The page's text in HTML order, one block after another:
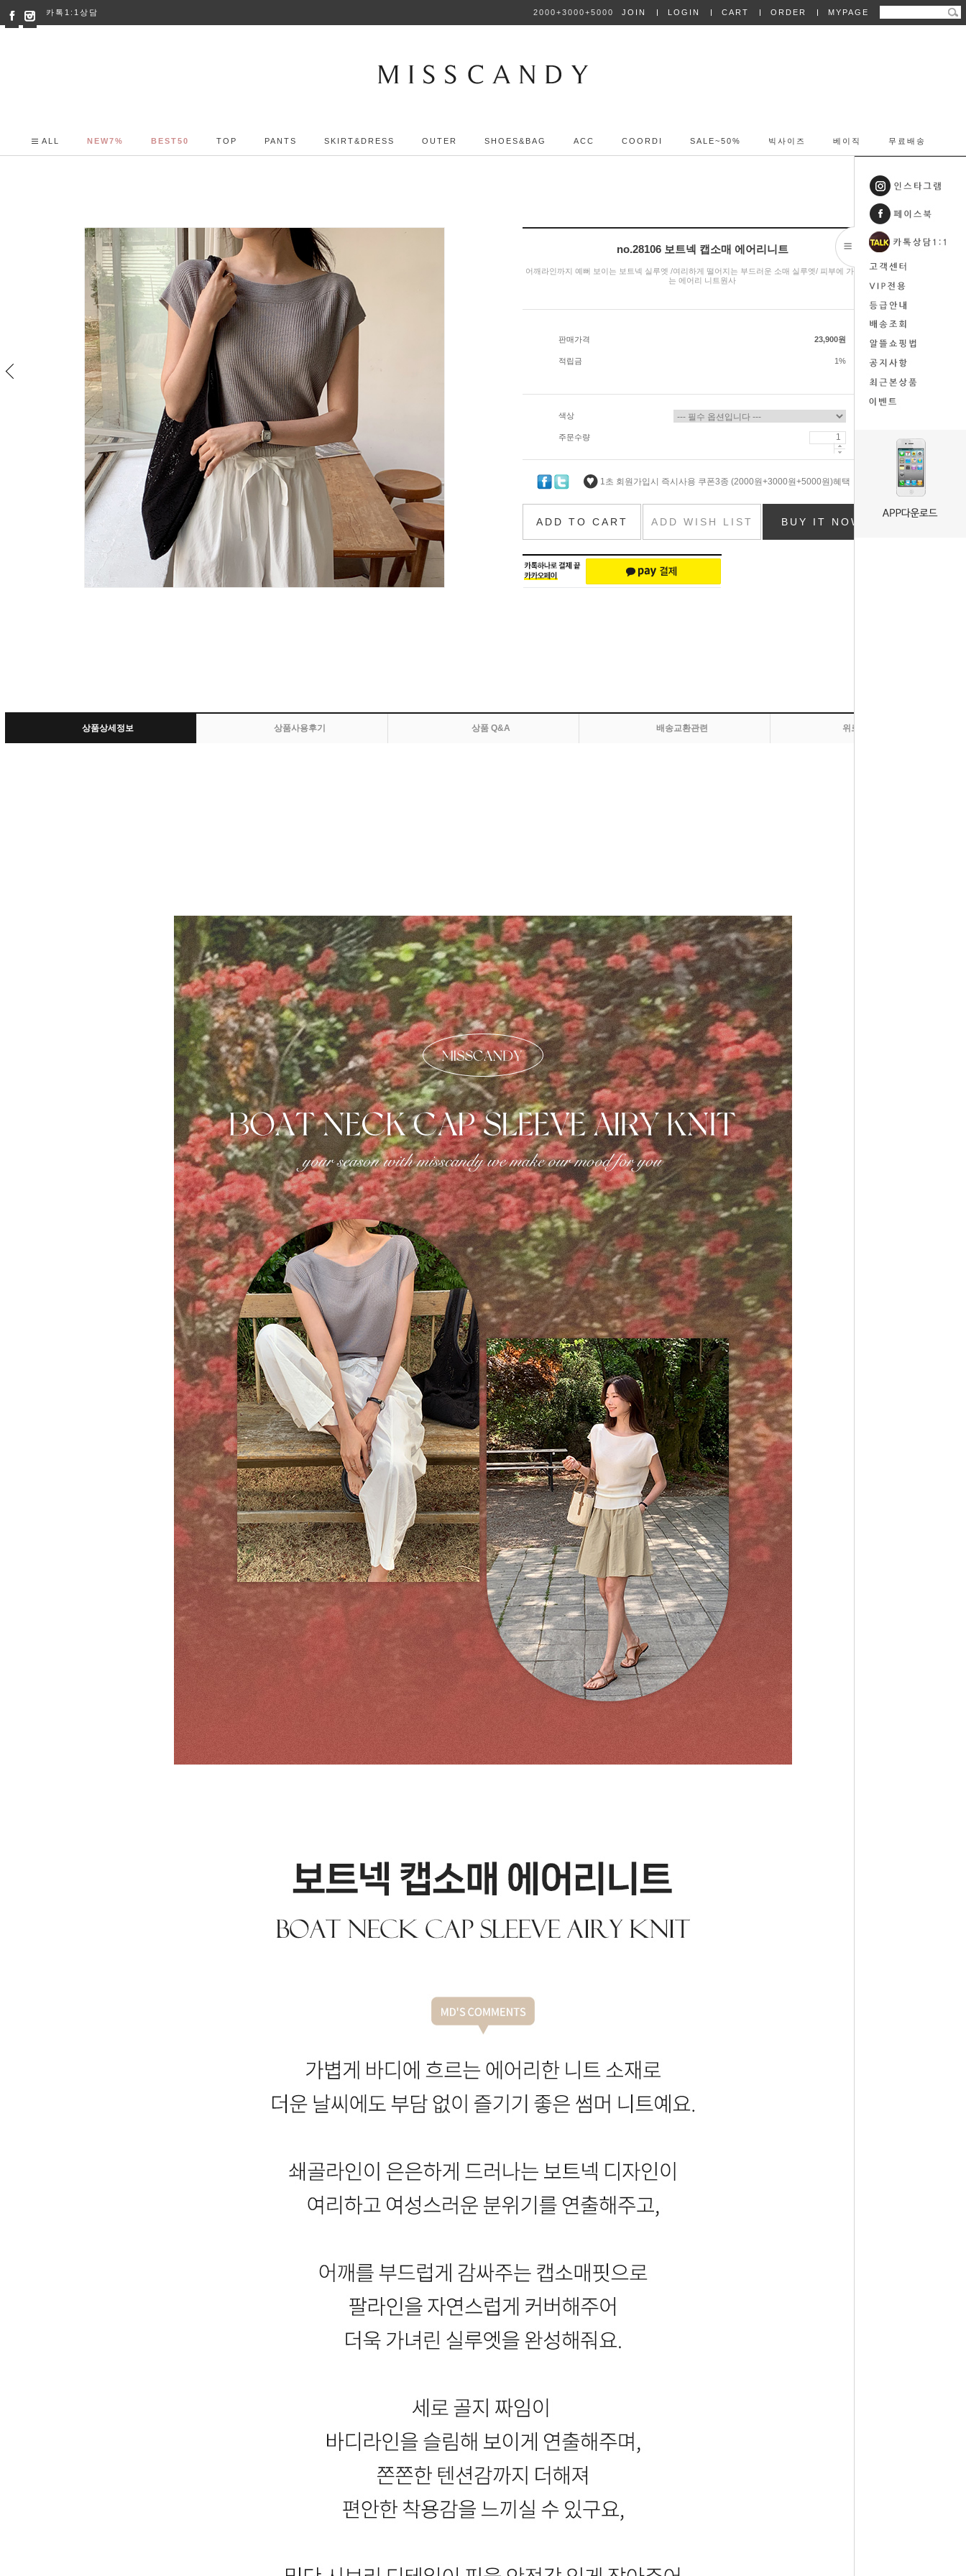
카톡1:1상담 2000+3000+5000 JOIN LOGIN CART ORDER MYPAGE
ALL NEW7% BEST50 TOP PANTS SKIRT&DRESS OUTER SHOES&BAG ACC COORDI SALE~50% 빅사이즈 베이직 무료배송
no.28106 보트넥 캡소매 에어리니트
어깨라인까지 예뻐 보이는 보트넥 실루엣 /여리하게 떨어지는 부드러운 소매 실루엣/ 피부에 가볍게 닿
는 에어리 니트원사
판매가격 23,900원
적립금 1%
색상
주문수량
1초 회원가입시 즉시사용 쿠폰3종 (2000원+3000원+5000원)혜택
ADD TO CART ADD WISH LIST BUY IT NOW
상품상세정보 상품사용후기 상품 Q&A 배송교환관련 위로 올라가기